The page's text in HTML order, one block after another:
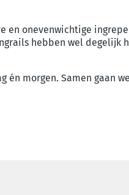
en onevenwichtige
hebben wel degelijk
én morgen. Samen gaan